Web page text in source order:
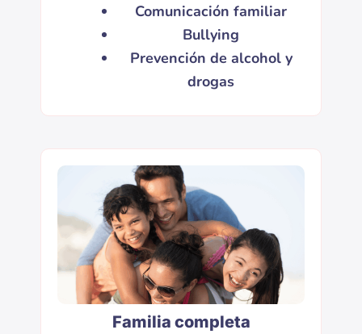
Comunicación familiar
Bullying
Prevención de alcohol y
drogas
Familia completa